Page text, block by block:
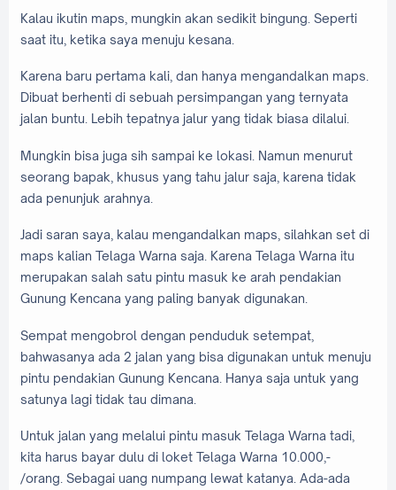
Kalau ikutin maps, mungkin akan sedikit bingung. Seperti
saat itu, ketika saya menuju kesana.
Karena baru pertama kali, dan hanya mengandalkan maps.
Dibuat berhenti di sebuah persimpangan yang ternyata
jalan buntu. Lebih tepatnya jalur yang tidak biasa dilalui.
Mungkin bisa juga sih sampai ke lokasi. Namun menurut
seorang bapak, khusus yang tahu jalur saja, karena tidak
ada penunjuk arahnya.
Jadi saran saya, kalau mengandalkan maps, silahkan set di
maps kalian Telaga Warna saja. Karena Telaga Warna itu
merupakan salah satu pintu masuk ke arah pendakian
Gunung Kencana yang paling banyak digunakan.
Sempat mengobrol dengan penduduk setempat,
bahwasanya ada 2 jalan yang bisa digunakan untuk menuju
pintu pendakian Gunung Kencana. Hanya saja untuk yang
satunya lagi tidak tau dimana.
Untuk jalan yang melalui pintu masuk Telaga Warna tadi,
kita harus bayar dulu di loket Telaga Warna 10.000,-
/orang. Sebagai uang numpang lewat katanya. Ada-ada